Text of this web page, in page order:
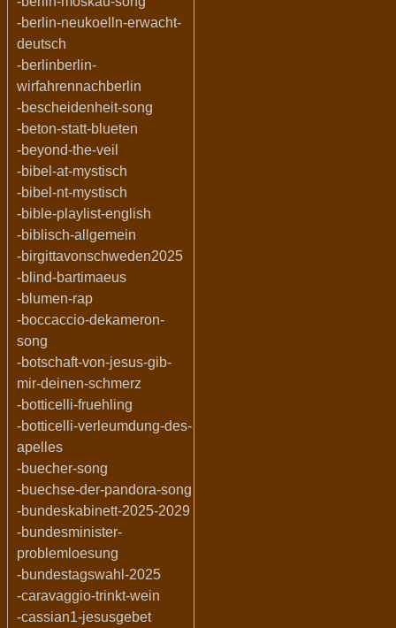
-berlin-neukoelln-erwacht-
deutsch
-berlinberlin-
wirfahrennachberlin
-bescheidenheit-song
-beton-statt-blueten
-beyond-the-veil
-bibel-at-mystisch
-bibel-nt-mystisch
-bible-playlist-english
-biblisch-allgemein
-birgittavonschweden2025
-blind-bartimaeus
-blumen-rap
-boccaccio-dekameron-
song
-botschaft-von-jesus-gib-
mir-deinen-schmerz
-botticelli-fruehling
-botticelli-verleumdung-des-
apelles
-buecher-song
-buechse-der-pandora-song
-bundeskabinett-2025-2029
-bundesminister-
problemloesung
-bundestagswahl-2025
-caravaggio-trinkt-wein
-cassian1-jesusgebet